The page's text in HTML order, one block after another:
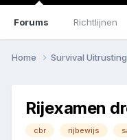
Forums Richtlijnen
Home Survival Uitrusting
Rijexamen
cbr rijbewijs